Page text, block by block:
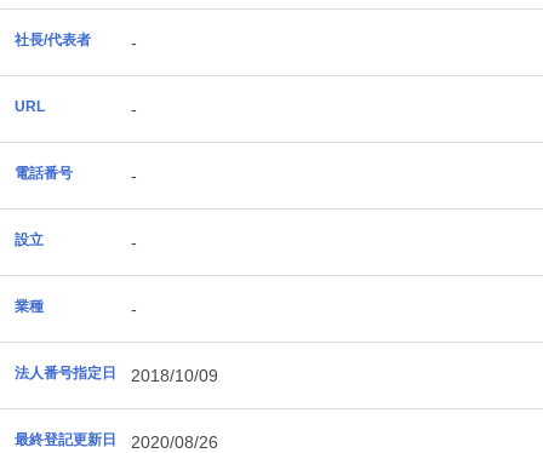
社長/代表者 -
URL -
電話番号 -
設立 -
業種 -
法人番号指定日 2018/10/09
最終登記更新日 2020/08/26